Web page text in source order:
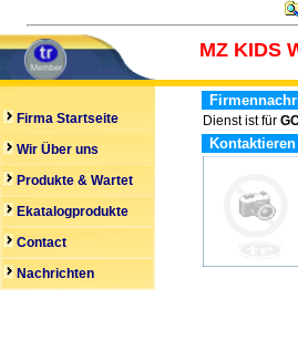
MZ KIDS
Firma Startseite
Wir Über uns
Produkte & Wartet
Ekatalogprodukte
Contact
Nachrichten
Dienst ist für